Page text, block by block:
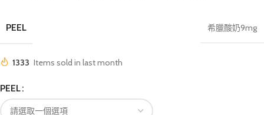
PEEL 希臘酸奶9mg
1333 Items sold in last month
PEEL